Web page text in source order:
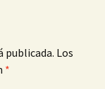
publicada. Los
*